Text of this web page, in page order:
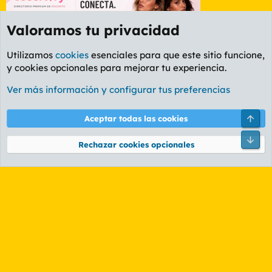
Foro General
Cookies
PL OLDSTYLE AMARILLO
Términos y reglas Política de privacidad Ayuda
Community platform by XenForo® © 2010-2026 XenForo Ltd.
Valoramos tu privacidad
Utilizamos cookies esenciales para que este sitio funcione,
y cookies opcionales para mejorar tu experiencia.
Ver más información y configurar tus preferencias
Aceptar todas las cookies
Rechazar cookies opcionales
Pie